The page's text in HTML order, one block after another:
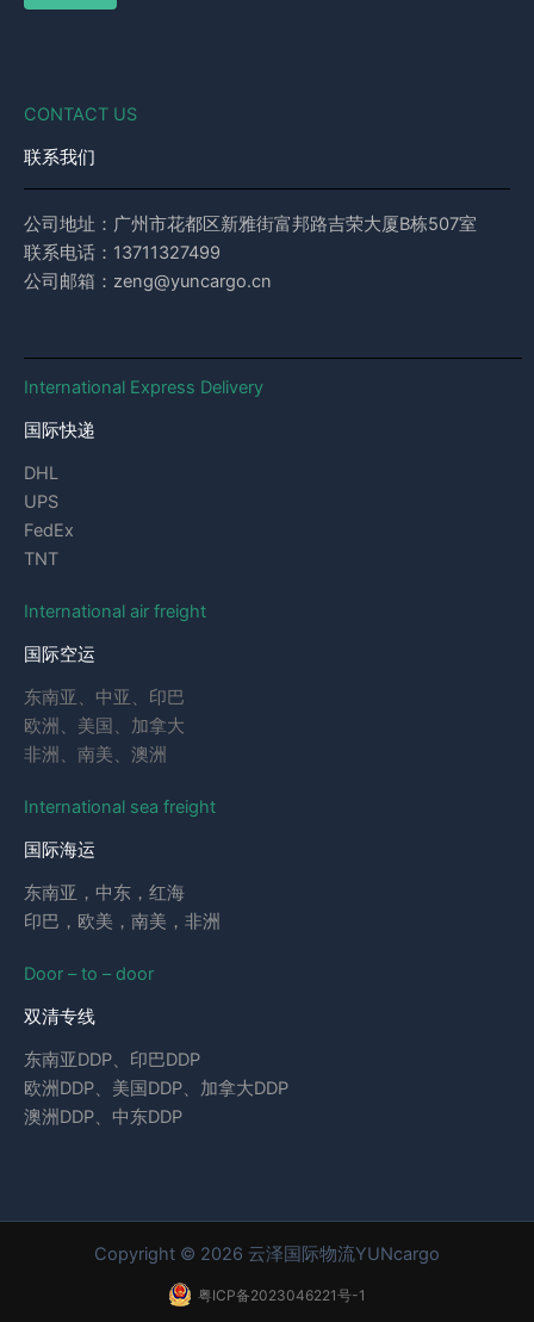
CONTACT US
联系我们
公司地址：广州市花都区新雅街富邦路吉荣大厦B栋507室
联系电话：13711327499
公司邮箱：zeng@yuncargo.cn
International Express Delivery
国际快递
DHL
UPS
FedEx
TNT
International air freight
国际空运
东南亚、中亚、印巴
欧洲、美国、加拿大
非洲、南美、澳洲
International sea freight
国际海运
东南亚，中东，红海
印巴，欧美，南美，非洲
Door – to – door
双清专线
东南亚DDP、印巴DDP
欧洲DDP、美国DDP、加拿大DDP
澳洲DDP、中东DDP
Copyright © 2026 云泽国际物流YUNcargo
粤ICP备2023046221号-1